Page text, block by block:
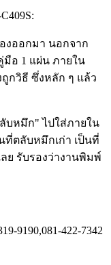
งออกมา นอกจาก
อ 1 แผ่น ภายใน
กวิธี ซึ่งหลัก ๆ แล้ว
บหมึก" ไปใส่ภายใน
ที่ตลับหมึกเก่า เป็นที่
ย รับรองว่างานพิมพ์
9190,081-422-7342